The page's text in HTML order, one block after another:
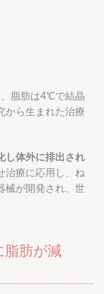
脂肪は4℃で結晶
から生まれた治療
し体外に排出され
治療に応用し、ね
械が開発され、世
脂肪が減